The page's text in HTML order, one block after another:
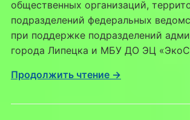
общественных организаций,
подразделений федеральных
при поддержке подразделений
города Липецка и МБУ ДО ЭЦ
Продолжить чтение →